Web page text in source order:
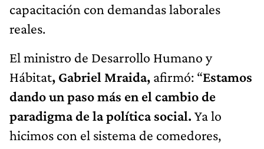
capacitación con demandas laborales
reales.
El ministro de Desarrollo Humano y
Hábitat, Gabriel Mraida, afirmó: “Estamos
dando un paso más en el cambio de
paradigma de la política social. Ya lo
hicimos con el sistema de comedores,